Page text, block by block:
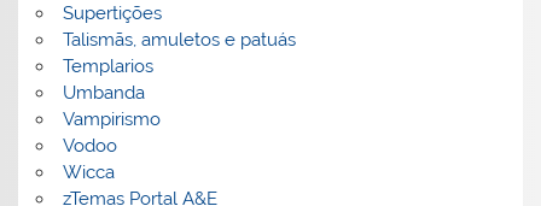
Supertições
Talismãs, amuletos e patuás
Templarios
Umbanda
Vampirismo
Vodoo
Wicca
zTemas Portal A&E